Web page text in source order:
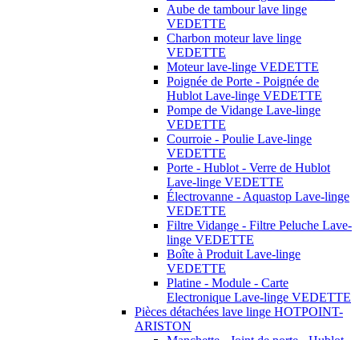
Aube de tambour lave linge
VEDETTE
Charbon moteur lave linge
VEDETTE
Moteur lave-linge VEDETTE
Poignée de Porte - Poignée de
Hublot Lave-linge VEDETTE
Pompe de Vidange Lave-linge
VEDETTE
Courroie - Poulie Lave-linge
VEDETTE
Porte - Hublot - Verre de Hublot
Lave-linge VEDETTE
Électrovanne - Aquastop Lave-linge
VEDETTE
Filtre Vidange - Filtre Peluche Lave-
linge VEDETTE
Boîte à Produit Lave-linge
VEDETTE
Platine - Module - Carte
Electronique Lave-linge VEDETTE
Pièces détachées lave linge HOTPOINT-
ARISTON